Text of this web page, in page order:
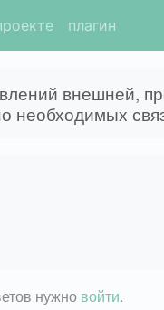
плагин
внешней,
необходимых
нужно войти.